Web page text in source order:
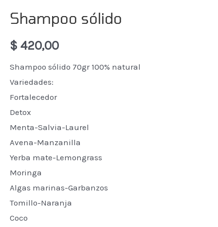
Shampoo sólido
$ 420,00
Shampoo sólido 70gr 100% natural
Variedades:
Fortalecedor
Detox
Menta-Salvia-Laurel
Avena-Manzanilla
Yerba mate-Lemongrass
Moringa
Algas marinas-Garbanzos
Tomillo-Naranja
Coco